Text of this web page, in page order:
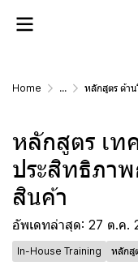
Home ... หลักสูตร ด้าน
หลักสูตร เท
ประสิทธิภา
สินค้า
อัพเดทล่าสุด: 27 ต.ค.
In-House Training หลักสู